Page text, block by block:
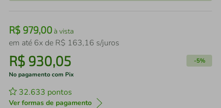
R$ 979,00à vista
em até 6x de R$ 163,16 s/juros
R$ 930,05 -5%
No pagamento com Pix
32.633 pontos
Ver formas de pagamento